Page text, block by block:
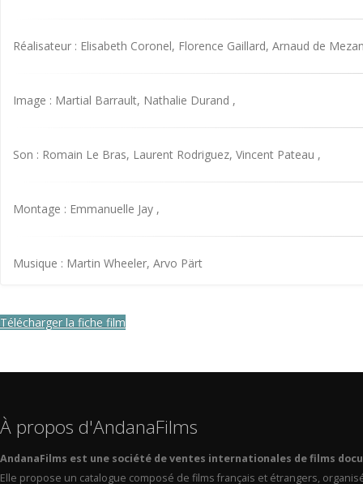
Réalisateur : Elisabeth Coronel, Florence Gaillard, Arnaud de
Image : Martial Barrault, Nathalie Durand ,
Son : Romain Le Bras, Laurent Rodriguez, Vincent Pateau ,
Montage : Emmanuelle Jay ,
Musique : Martin Wheeler, Arvo Pärt
Télécharger la fiche film
À propos d'AndanaFilms
AndanaFilms est une société de ventes internationales de films
Elle propose un catalogue composé de films français et étrangers,